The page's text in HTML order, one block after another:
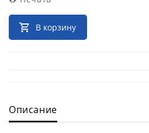
В корзину
Описание